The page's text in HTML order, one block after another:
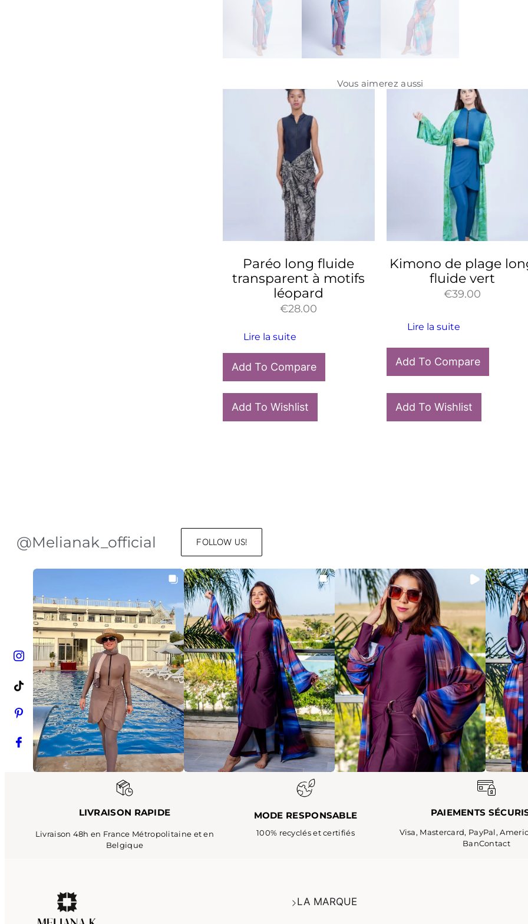
Vous aimerez aussi
Paréo long fluide
transparent à motifs
léopard
€28.00
Lire la suite
Add To Compare
Add To Wishlist
Kimono de plage
fluide vert
€39.00
Lire la suite
Add To Compare
Add To Wishlist
@Melianak_official FOLLOW US!
LIVRAISON RAPIDE
Livraison 48h en France Métropolitaine et en
Belgique
MODE RESPONSABLE
100% recyclés et certifiés
PAIEMENTS
Visa, Mastercard, PayPal,
BanContact
LA MARQUE​